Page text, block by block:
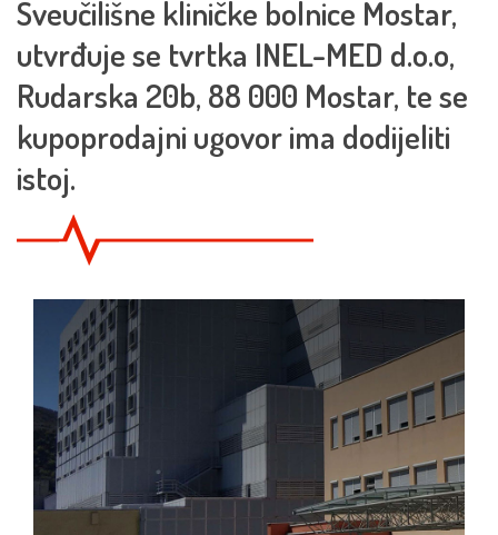
Sveučilišne kliničke bolnice Mostar,
utvrđuje se tvrtka INEL-MED d.o.o,
Rudarska 20b, 88 000 Mostar, te se
kupoprodajni ugovor ima dodijeliti
istoj.